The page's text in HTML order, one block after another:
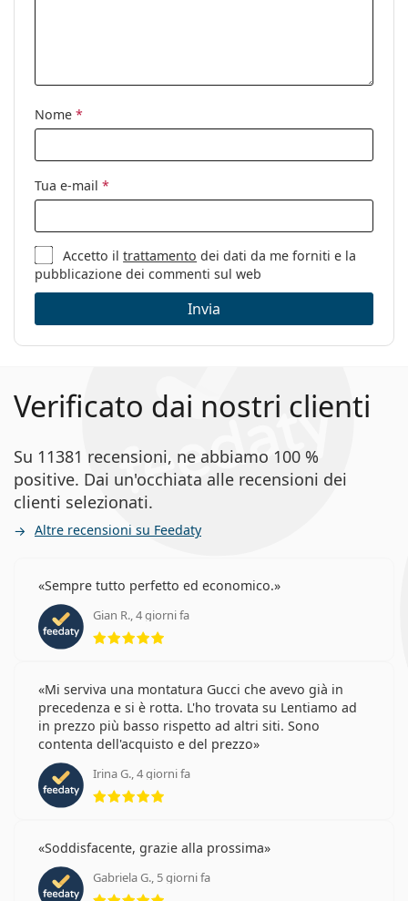
Nome *
Tua e-mail *
Accetto iltrattamento dei dati da me forniti e la
pubblicazione dei commenti sul web
Invia
Verificato dai nostri clienti
Su 11381 recensioni, ne abbiamo 100 %
positive. Dai un'occhiata alle recensioni dei
clienti selezionati.
Altre recensioni su Feedaty
Sempre tutto perfetto ed economico.
Gian R., 4 giorni fa
Mi serviva una montatura Gucci che avevo già in
precedenza e si è rotta. L'ho trovata su Lentiamo ad
in prezzo più basso rispetto ad altri siti. Sono
contenta dell'acquisto e del prezzo
Irina G., 4 giorni fa
Soddisfacente, grazie alla prossima
Gabriela G., 5 giorni fa
valutazione 5 di 5